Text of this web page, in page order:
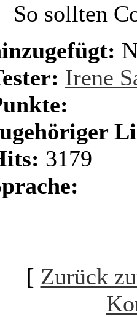
So sollten
Irene
3179
[ Zurück